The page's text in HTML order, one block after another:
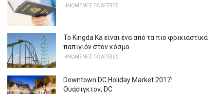
ΗΝΩΜΈΝΕΣ ΠΟΛΙΤΕΊΕΣ
Το Kingda Ka είναι ένα από τα πιο φρικιαστικά
παπιγιόν στον κόσμο
ΗΝΩΜΈΝΕΣ ΠΟΛΙΤΕΊΕΣ
Downtown DC Holiday Market 2017:
Ουάσιγκτον, DC